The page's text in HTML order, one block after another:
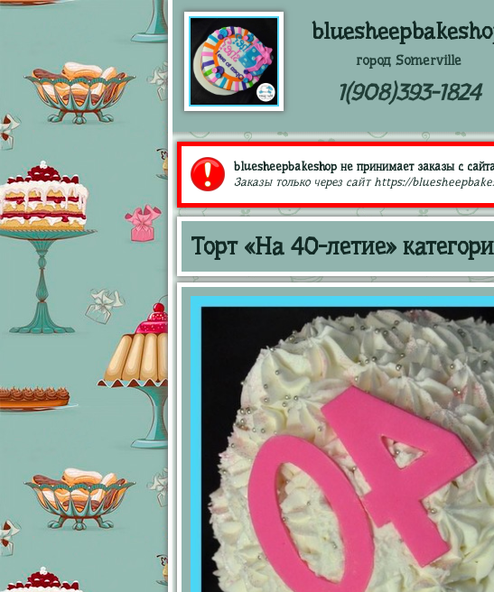
город Somerville
1(908)393-1824
bluesheepbakeshop не принимает заказы с
Заказы только через сайт https://
Торт «На 40-летие»